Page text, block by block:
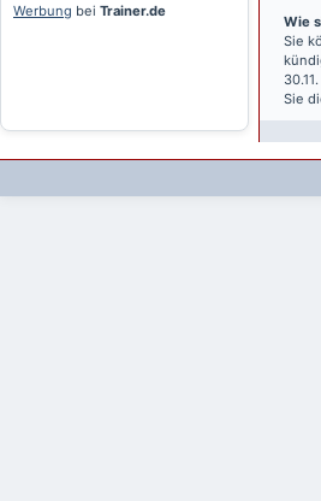
Werbung bei Trainer.de
Wie
Sie
Sie